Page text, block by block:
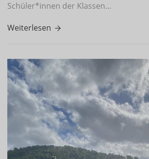
Schüler*innen der Klassen…
Weiterlesen